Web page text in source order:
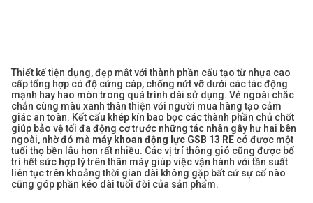
Thiết kế tiện dụng, đẹp mắt với thành phần cấu tạo từ nhựa cao
cấp tổng hợp có độ cứng cáp, chống nứt vỡ dưới các tác động
mạnh hay hao mòn trong quá trình dài sử dụng. Vẻ ngoài chắc
chắn cùng màu xanh thân thiện với người mua hàng tạo cảm
giác an toàn. Kết cấu khép kín bao bọc các thành phần chủ chốt
giúp bảo vệ tối đa động cơ trước những tác nhân gây hư hai bên
ngoài, nhờ đó mà máy khoan động lực GSB 13 RE có được một
tuổi thọ bền lâu hơn rất nhiều. Các vị trí thông gió cũng được bố
trí hết sức hợp lý trên thân máy giúp việc vận hành với tần suất
liên tục trên khoảng thời gian dài không gặp bất cứ sự cố nào
cũng góp phần kéo dài tuổi đời của sản phẩm.